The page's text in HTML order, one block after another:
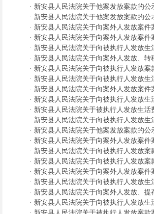
· 新安县人民法院关于他案发放案款的公
· 新安县人民法院关于他案发放案款的公
· 新安县人民法院关于向案外人发放案件
· 新安县人民法院关于向案外人发放案件
· 新安县人民法院关于向被执行人发放生
· 新安县人民法院关于向案外人发放、转
· 新安县人民法院关于向被执行人发放案
· 新安县人民法院关于向被执行人发放生
· 新安县人民法院关于向案外人发放案件
· 新安县人民法院关于向被执行人发放生
· 新安县人民法院关于被执行人发放生活
· 新安县人民法院关于向被执行人发放生
· 新安县人民法院关于他案发放案款的公
· 新安县人民法院关于向案外人发放案件
· 新安县人民法院关于向被执行人发放案
· 新安县人民法院关于向被执行人发放案
· 新安县人民法院关于向案外人发放案件
· 新安县人民法院关于向被执行人发放生
· 新安县人民法院关于向案外人发放、提
· 新安县人民法院关于向被执行人发放生